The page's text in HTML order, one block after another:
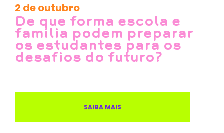
2 de outubro
De que forma escola e
família podem preparar
os estudantes para os
desafios do futuro?
SAIBA MAIS